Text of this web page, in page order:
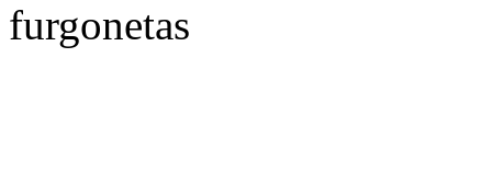
furgonetas